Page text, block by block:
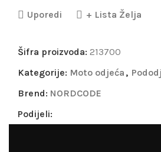
Uporedi + Lista Želja
Šifra proizvoda: 213700
Kategorije: Moto odjeća ,
Brend: NORDCODE
Podijeli: